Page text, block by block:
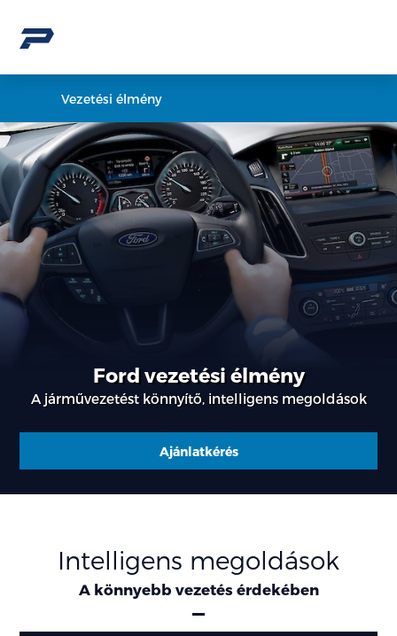
Ford vezetési élmény
A járművezetést könnyítő, intelligens megoldások
Ajánlatkérés
Vezetési élmény
Intelligens megoldások
A könnyebb vezetés érdekében